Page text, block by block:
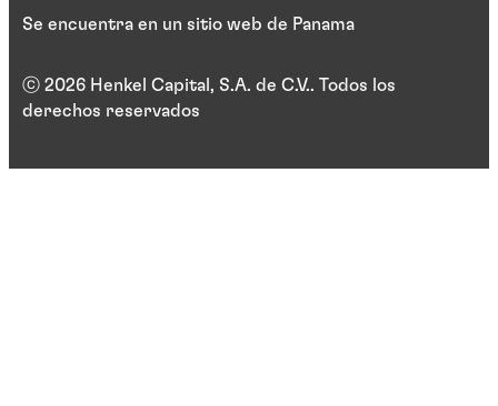
ⓒ 2026 Henkel Capital, S.A. de C.V.. Todos los
derechos reservados
Se encuentra en un sitio web de Panama